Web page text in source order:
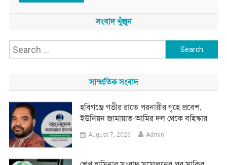
সংবাদ খুঁজুন
Search
সাম্প্রতিক সংবাদ
হবিগঞ্জে গভীর রাতে পরনারীর গৃহে প্রবেশ,
ইউনিয়ন জামায়াত-আমির দল থেকে বহিস্কার
August 7, 2026 Admin